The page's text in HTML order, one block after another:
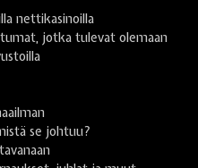
nettikasinoilla
jotka tulevat olemaan
se johtuu?